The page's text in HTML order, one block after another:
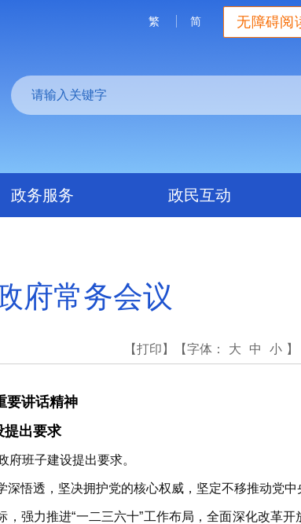
无障碍阅
繁 简
政务服务 政民互动
府常务会议
【打印】 【字体： 大 中 小 】
要讲话精神
提出要求
班子建设提出要求。
悟透，坚决拥护党的核心权威，坚定不移推动党
强力推进“一二三六十”工作布局，全面深化改革开